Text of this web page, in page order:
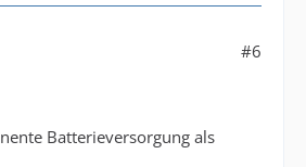
#6
Batterieversorgung als